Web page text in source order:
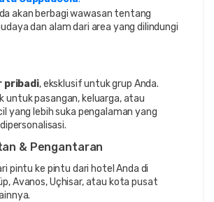
akan berbagi wawasan tentang
dan alam dari area yang dilindungi
pribadi, eksklusif untuk grup Anda.
untuk pasangan, keluarga, atau
yang lebih suka pengalaman yang
& Pengantaran
pintu ke pintu dari hotel Anda di
Avanos, Uçhisar, atau kota pusat